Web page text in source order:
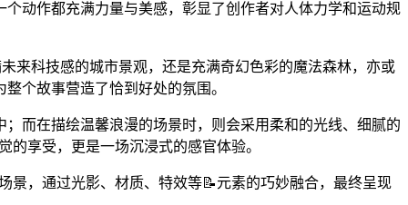
动作都充满力量与美感，彰显了创作者对人体力学和运动规
来科技感的城市景观，还是充满奇幻色彩的魔法森林，亦或
个故事营造了恰到好处的氛围。
而在描绘温馨浪漫的场景时，则会采用柔和的光线、细腻的
享受，更是一场沉浸式的感官体验。
景，通过光影、材质、特效等📝元素的巧妙融合，最终呈现